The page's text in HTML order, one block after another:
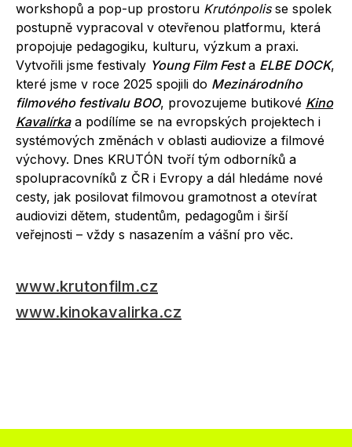
workshopů a pop-up prostoru Krutónpolisse spolek
postupně vypracoval v otevřenou platformu, která
propojuje pedagogiku, kulturu, výzkum a praxi.
Vytvořili jsme festivaly Young Film Festa ELBE DOCK,
které jsme v roce 2025 spojili do Mezinárodního
filmového festivalu BOO, provozujeme butikové Kino
Kavalírkaa podílíme se na evropských projektech i
systémových změnách v oblasti audiovize a filmové
výchovy. Dnes KRUTÓN tvoří tým odborníků a
spolupracovníků z ČR i Evropy a dál hledáme nové
cesty, jak posilovat filmovou gramotnost a otevírat
audiovizi dětem, studentům, pedagogům i širší
veřejnosti – vždy s nasazením a vášní pro věc.
www.krutonfilm.cz
www.kinokavalirka.cz